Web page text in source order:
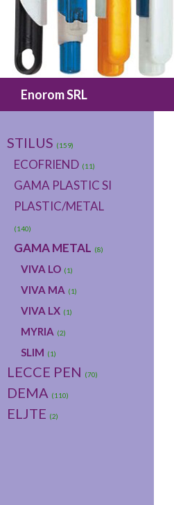
Enorom SRL
STILUS (159)
ECOFRIEND (11)
GAMA PLASTIC SI
PLASTIC/METAL
(140)
GAMA METAL (8)
VIVA LO (1)
VIVA MA (1)
VIVA LX (1)
MYRIA (2)
SLIM (1)
LECCE PEN (70)
DEMA (110)
ELJTE (2)